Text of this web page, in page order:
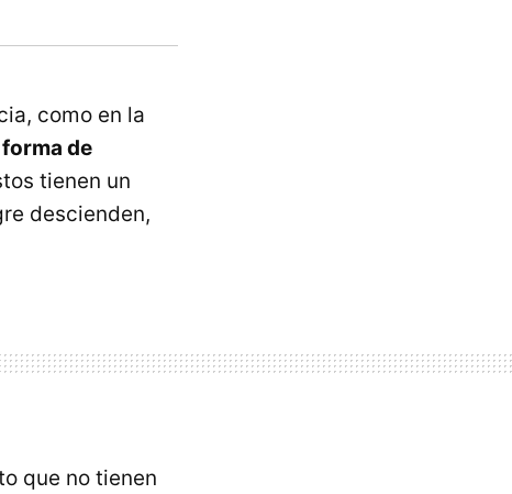
como en la
de
tienen un
descienden,
que no tienen